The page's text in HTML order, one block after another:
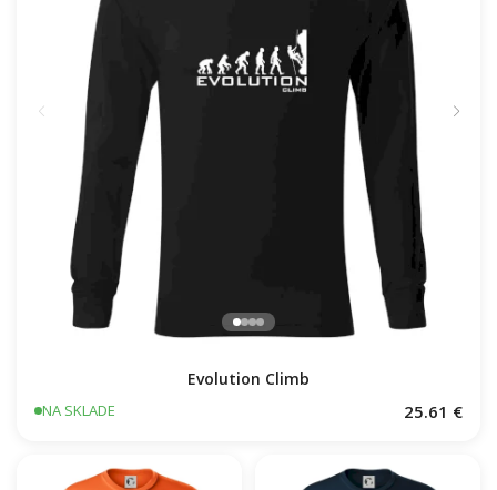
Evolution Climb
NA SKLADE 25.61 €